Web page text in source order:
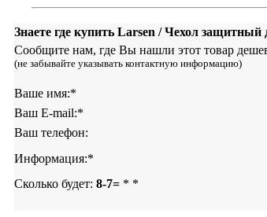
Знаете где купить Larsen / Чехол
Сообщите нам, где Вы нашли этот товар
(не забывайте указывать контактную информацию)
Ваше имя:*
Ваш E-mail:*
Ваш телефон:
Информация:*
Сколько будет: 8-7= * *